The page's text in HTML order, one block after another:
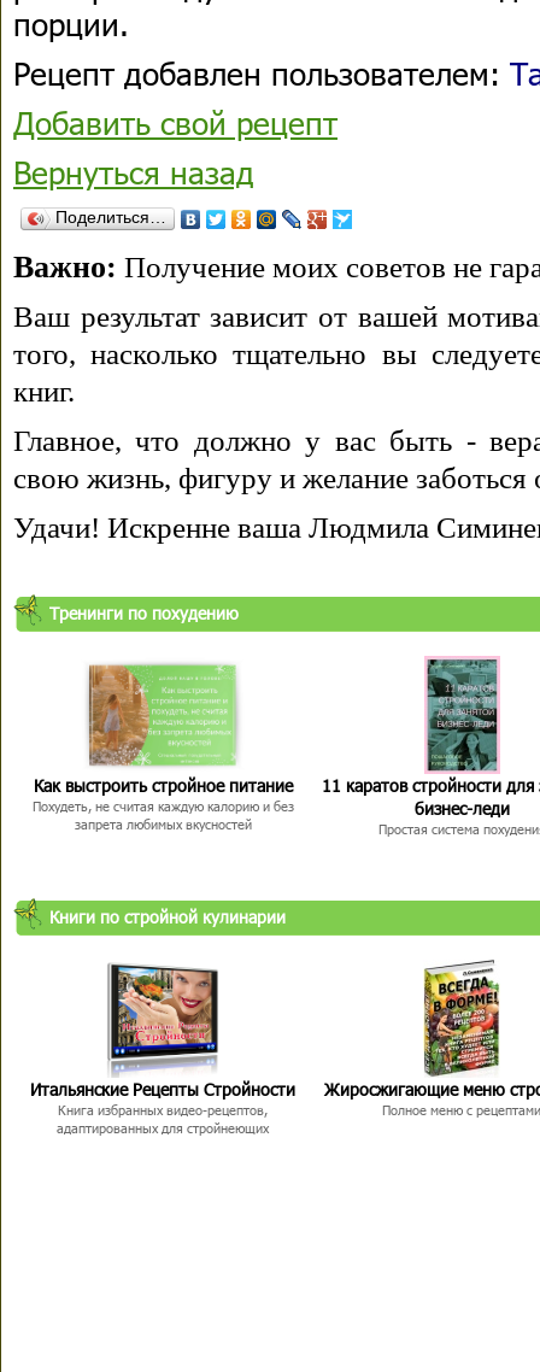
порции.
Рецепт добавлен пользователем:
Добавить свой рецепт
Вернуться назад
Поделиться…
Важно: Получение моих советов не
Ваш результат зависит от вашей
того, насколько тщательно вы
книг.
Главное, что должно у вас быть -
свою жизнь, фигуру и желание заботься
Удачи! Искренне ваша Людмила
Тренинги по похудению
Как выстроить стройное питание
Похудеть, не считая каждую калорию и без
запрета любимых вкусностей
11 каратов стройности для
бизнес-леди
Простая система
Книги по стройной кулинарии
Итальянские Рецепты Стройности
Книга избранных видео-рецептов,
адаптированных для стройнеющих
Жиросжигающие меню
Полное меню с рецептами